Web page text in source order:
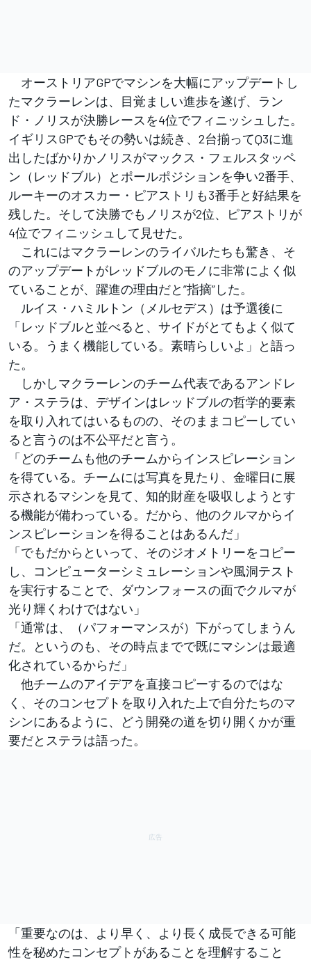
オーストリアGPでマシンを大幅にアップデートし
たマクラーレンは、目覚ましい進歩を遂げ、ラン
ド・ノリスが決勝レースを4位でフィニッシュした。
イギリスGPでもその勢いは続き、2台揃ってQ3に進
出したばかりかノリスがマックス・フェルスタッペ
ン（レッドブル）とポールポジションを争い2番手、
ルーキーのオスカー・ピアストリも3番手と好結果を
残した。そして決勝でもノリスが2位、ピアストリが
4位でフィニッシュして見せた。
これにはマクラーレンのライバルたちも驚き、そ
のアップデートがレッドブルのモノに非常によく似
ていることが、躍進の理由だと”指摘”した。
ルイス・ハミルトン（メルセデス）は予選後に
「レッドブルと並べると、サイドがとてもよく似て
いる。うまく機能している。素晴らしいよ」と語っ
た。
しかしマクラーレンのチーム代表であるアンドレ
ア・ステラは、デザインはレッドブルの哲学的要素
を取り入れてはいるものの、そのままコピーしてい
ると言うのは不公平だと言う。
「どのチームも他のチームからインスピレーション
を得ている。チームには写真を見たり、金曜日に展
示されるマシンを見て、知的財産を吸収しようとす
る機能が備わっている。だから、他のクルマからイ
ンスピレーションを得ることはあるんだ」
「でもだからといって、そのジオメトリーをコピー
し、コンピューターシミュレーションや風洞テスト
を実行することで、ダウンフォースの面でクルマが
光り輝くわけではない」
「通常は、（パフォーマンスが）下がってしまうん
だ。というのも、その時点までで既にマシンは最適
化されているからだ」
他チームのアイデアを直接コピーするのではな
く、そのコンセプトを取り入れた上で自分たちのマ
シンにあるように、どう開発の道を切り開くかが重
要だとステラは語った。
「重要なのは、より早く、より長く成長できる可能
性を秘めたコンセプトがあることを理解すること